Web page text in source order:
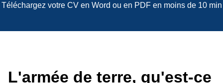
Téléchargez votre CV en Word ou en PDF en moins de 10 min
L'armée de terre, qu'est-ce